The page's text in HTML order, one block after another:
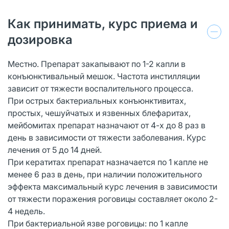
Как принимать, курс приема и
дозировка
Местно. Препарат закапывают по 1-2 капли в
конъюнктивальный мешок. Частота инстилляции
зависит от тяжести воспалительного процесса.
При острых бактериальных конъюнктивитах,
простых, чешуйчатых и язвенных блефаритах,
мейбомитах препарат назначают от 4-х до 8 раз в
день в зависимости от тяжести заболевания. Курс
лечения от 5 до 14 дней.
При кератитах препарат назначается по 1 капле не
менее 6 раз в день, при наличии положительного
эффекта максимальный курс лечения в зависимости
от тяжести поражения роговицы составляет около 2-
4 недель.
При бактериальной язве роговицы: по 1 капле